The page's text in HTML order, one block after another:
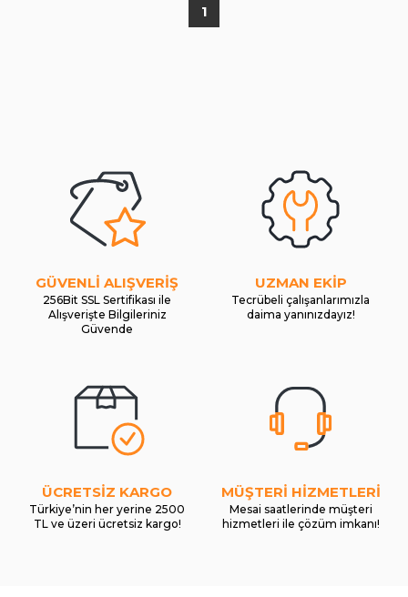
1
GÜVENLİ ALIŞVERİŞ
256Bit SSL Sertifikası ile
Alışverişte Bilgileriniz
Güvende
UZMAN EKİP
Tecrübeli çalışanlarımızla
daima yanınızdayız!
ÜCRETSİZ KARGO
Türkiye’nin her yerine 2500
TL ve üzeri ücretsiz kargo!
MÜŞTERİ HİZMETLERİ
Mesai saatlerinde müşteri
hizmetleri ile çözüm imkanı!